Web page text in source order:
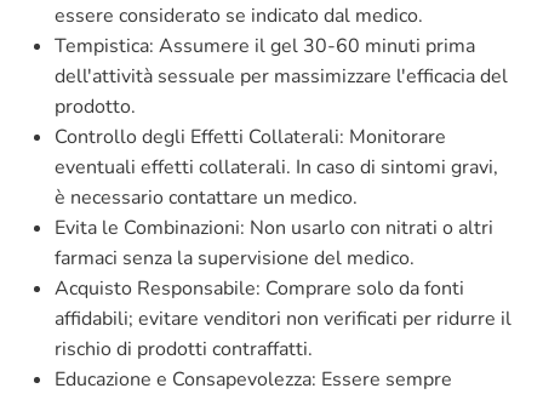
essere considerato se indicato dal medico.
Tempistica: Assumere il gel 30-60 minuti prima
dell'attività sessuale per massimizzare l'efficacia del
prodotto.
Controllo degli Effetti Collaterali: Monitorare
eventuali effetti collaterali. In caso di sintomi gravi,
è necessario contattare un medico.
Evita le Combinazioni: Non usarlo con nitrati o altri
farmaci senza la supervisione del medico.
Acquisto Responsabile: Comprare solo da fonti
affidabili; evitare venditori non verificati per ridurre il
rischio di prodotti contraffatti.
Educazione e Consapevolezza: Essere sempre